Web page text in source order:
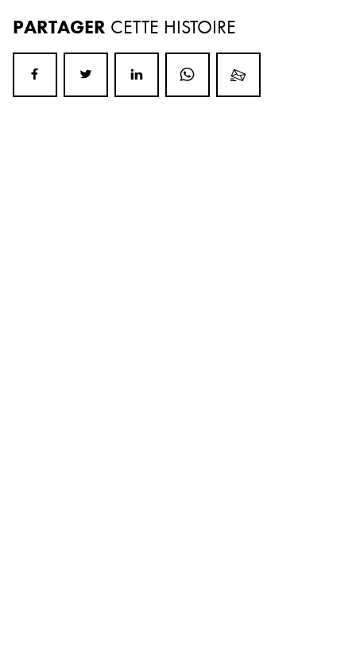
PARTAGER CETTE HISTOIRE